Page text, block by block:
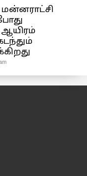
மன்னராட்சி
ஆயிரம்